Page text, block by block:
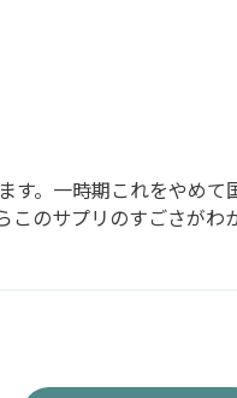
す。一時期これをやめ
のサプリのすごさがわ